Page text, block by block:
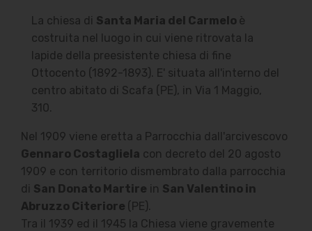
La chiesa di Santa Maria del Carmelo è
costruita nel luogo in cui viene ritrovata la
lapide della preesistente chiesa di fine
Ottocento (1892-1893). E' situata all'interno del
centro abitato di Scafa (PE), in Via 1 Maggio,
310.
Nel 1909 viene eretta a Parrocchia dall'arcivescovo
Gennaro Costagliela con decreto del 20 agosto
1909 e con territorio dismembrato dalla parrocchia
di San Donato Martire in San Valentino in
Abruzzo Citeriore (PE).
Tra il 1939 ed il 1945 la Chiesa viene gravemente